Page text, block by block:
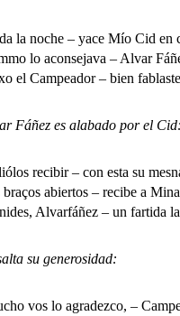
la noche – yace Mío Cid en
– Alvar
– bien
es alabado por el Cid:
recibir – con esta su
– recibe a
– un fartida
generosidad:
vos lo agradezco, –